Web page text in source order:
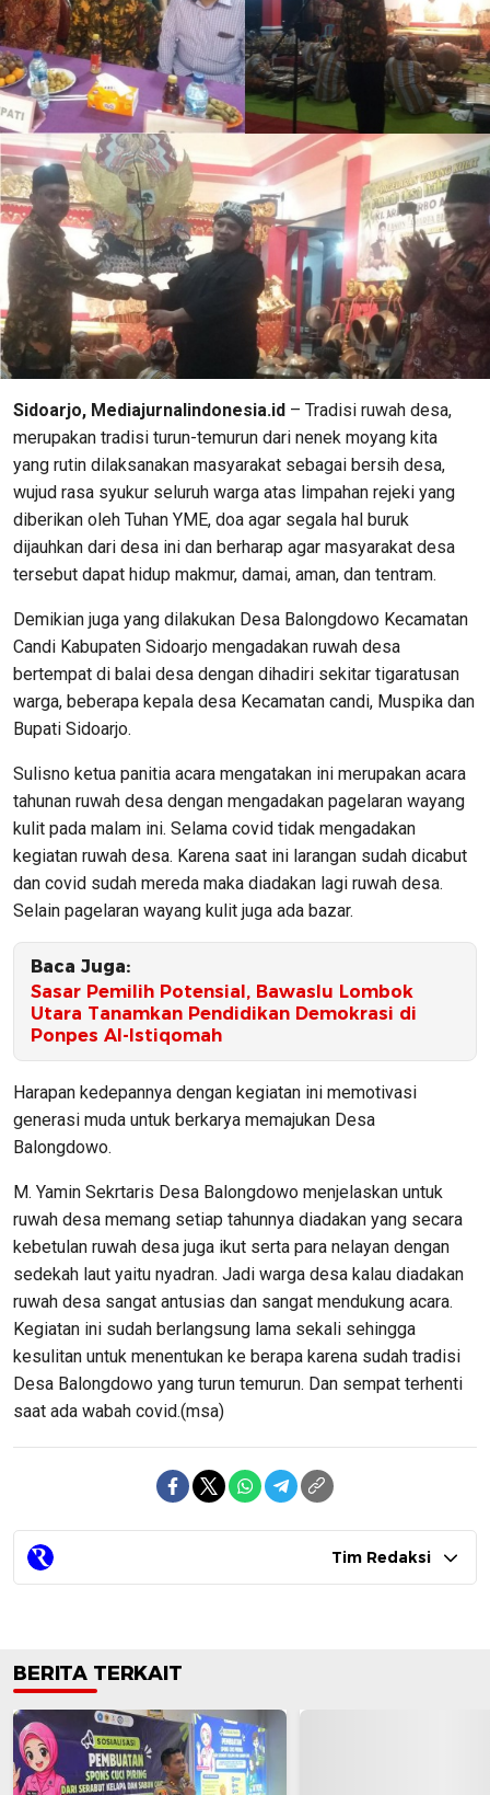
Sidoarjo, Mediajurnalindonesia.id – Tradisi ruwah desa,
merupakan tradisi turun-temurun dari nenek moyang kita
yang rutin dilaksanakan masyarakat sebagai bersih desa,
wujud rasa syukur seluruh warga atas limpahan rejeki yang
diberikan oleh Tuhan YME, doa agar segala hal buruk
dijauhkan dari desa ini dan berharap agar masyarakat desa
tersebut dapat hidup makmur, damai, aman, dan tentram.
Demikian juga yang dilakukan Desa Balongdowo Kecamatan
Candi Kabupaten Sidoarjo mengadakan ruwah desa
bertempat di balai desa dengan dihadiri sekitar tigaratusan
warga, beberapa kepala desa Kecamatan candi, Muspika dan
Bupati Sidoarjo.
Sulisno ketua panitia acara mengatakan ini merupakan acara
tahunan ruwah desa dengan mengadakan pagelaran wayang
kulit pada malam ini. Selama covid tidak mengadakan
kegiatan ruwah desa. Karena saat ini larangan sudah dicabut
dan covid sudah mereda maka diadakan lagi ruwah desa.
Selain pagelaran wayang kulit juga ada bazar.
Baca Juga:
Sasar Pemilih Potensial, Bawaslu Lombok
Utara Tanamkan Pendidikan Demokrasi di
Ponpes Al-Istiqomah
Harapan kedepannya dengan kegiatan ini memotivasi
generasi muda untuk berkarya memajukan Desa
Balongdowo.
M. Yamin Sekrtaris Desa Balongdowo menjelaskan untuk
ruwah desa memang setiap tahunnya diadakan yang secara
kebetulan ruwah desa juga ikut serta para nelayan dengan
sedekah laut yaitu nyadran. Jadi warga desa kalau diadakan
ruwah desa sangat antusias dan sangat mendukung acara.
Kegiatan ini sudah berlangsung lama sekali sehingga
kesulitan untuk menentukan ke berapa karena sudah tradisi
Desa Balongdowo yang turun temurun. Dan sempat terhenti
saat ada wabah covid.(msa)
Tim Redaksi
BERITA TERKAIT